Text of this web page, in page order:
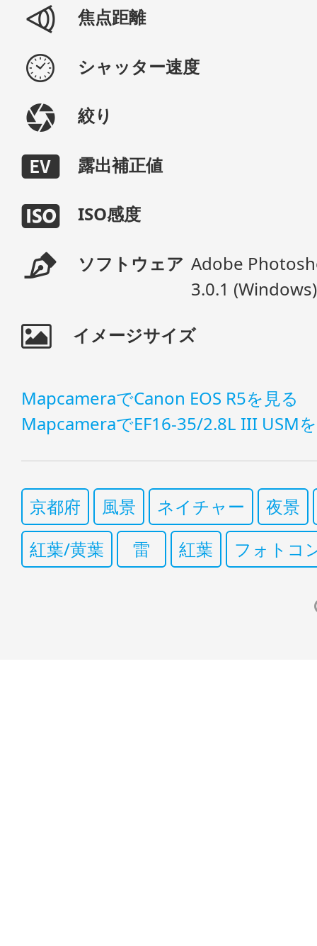
焦点距離
シャッター速度
絞り
露出補正値
ISO感度
ソフトウェア Adobe
3.0.1 (Windows)
イメージサイズ
MapcameraでCanon EOS R5を見る
MapcameraでEF16-35/2.8L III USM
京都府 風景 ネイチャー
夜景
紅葉/黄葉
雷 紅葉 フォトコ